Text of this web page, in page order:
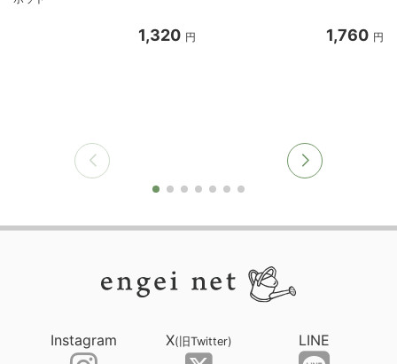
1,320 円 1,760 円
Instagram X(旧Twitter) LINE